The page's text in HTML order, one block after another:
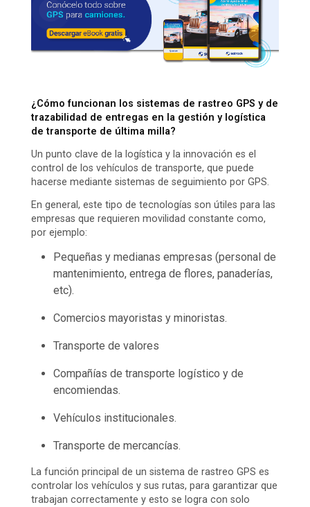
¿Cómo funcionan los sistemas de rastreo GPS y de
trazabilidad de entregas en la gestión y logística
de transporte de última milla?
Un punto clave de la logística y la innovación es el
control de los vehículos de transporte, que puede
hacerse mediante sistemas de seguimiento por GPS.
En general, este tipo de tecnologías son útiles para las
empresas que requieren movilidad constante como,
por ejemplo:
Pequeñas y medianas empresas (personal de
mantenimiento, entrega de flores, panaderías,
etc).
Comercios mayoristas y minoristas.
Transporte de valores
Compañías de transporte logístico y de
encomiendas.
Vehículos institucionales.
Transporte de mercancías.
La función principal de un sistema de rastreo GPS es
controlar los vehículos y sus rutas, para garantizar que
trabajan correctamente y esto se logra con solo